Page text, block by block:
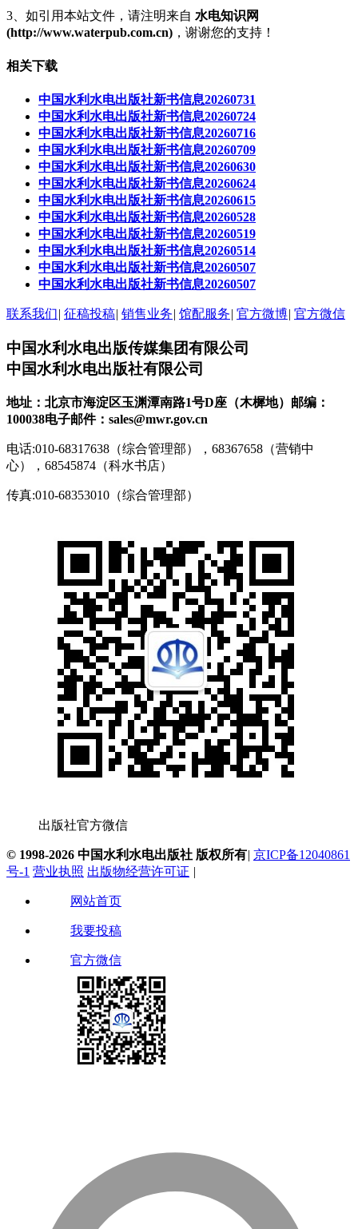
3、如引用本站文件，请注明来自 水电知识网
(http://www.waterpub.com.cn) ，谢谢您的支持！
相关下载
中国水利水电出版社新书信息20260731
中国水利水电出版社新书信息20260724
中国水利水电出版社新书信息20260716
中国水利水电出版社新书信息20260709
中国水利水电出版社新书信息20260630
中国水利水电出版社新书信息20260624
中国水利水电出版社新书信息20260615
中国水利水电出版社新书信息20260528
中国水利水电出版社新书信息20260519
中国水利水电出版社新书信息20260514
中国水利水电出版社新书信息20260507
中国水利水电出版社新书信息20260507
联系我们| 征稿投稿| 销售业务| 馆配服务| 官方微博| 官方微信
中国水利水电出版传媒集团有限公司
中国水利水电出版社有限公司
地址：北京市海淀区玉渊潭南路1号D座（木樨地） 邮编：
100038电子邮件：sales@mwr.gov.cn
电话:010-68317638（综合管理部），68367658（营销中
心），68545874（科水书店）
传真:010-68353010（综合管理部）
出版社官方微信
© 1998-2026 中国水利水电出版社 版权所有| 京ICP备12040861
号-1 营业执照 出版物经营许可证 |
网站首页
我要投稿
官方微信